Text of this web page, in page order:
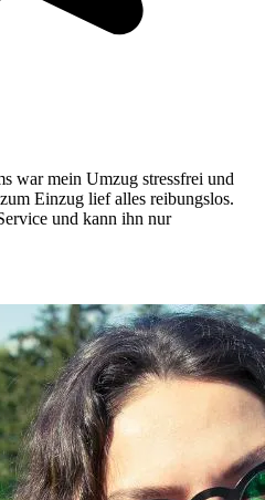
war mein Umzug stressfrei und
Einzug lief alles reibungslos.
und kann ihn nur